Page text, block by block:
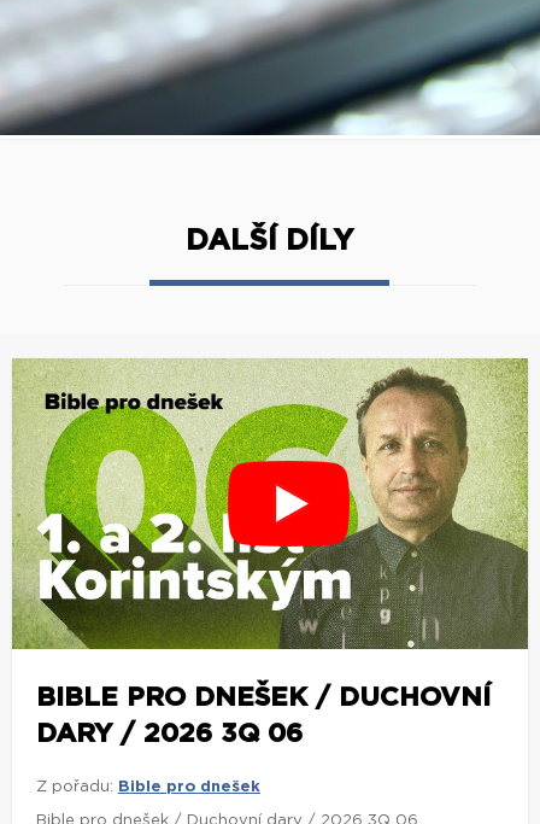
DALŠÍ DÍLY
BIBLE PRO DNEŠEK / DUCHOVNÍ
DARY / 2026 3Q 06
Z pořadu: Bible pro dnešek
Bible pro dnešek / Duchovní dary / 2026 3Q 06